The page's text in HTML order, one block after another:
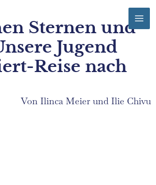
Sternen und
Jugend
Reise nach
Von Ilinca Meier und Ilie Chivu